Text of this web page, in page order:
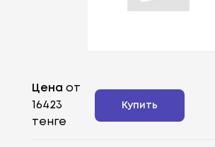
Цена от
16423
тенге
Купить